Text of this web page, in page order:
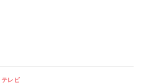
テレビ